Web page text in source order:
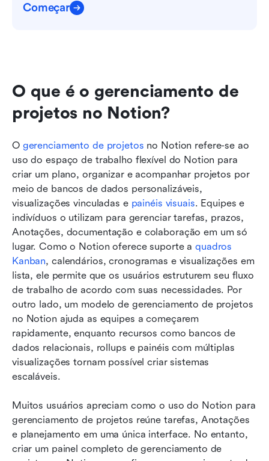
Começar
O que é o gerenciamento de
projetos no Notion?
O gerenciamento de projetos no Notion refere-se ao
uso do espaço de trabalho flexível do Notion para
criar um plano, organizar e acompanhar projetos por
meio de bancos de dados personalizáveis,
visualizações vinculadas e painéis visuais. Equipes e
indivíduos o utilizam para gerenciar tarefas, prazos,
Anotações, documentação e colaboração em um só
lugar. Como o Notion oferece suporte a quadros
Kanban, calendários, cronogramas e visualizações em
lista, ele permite que os usuários estruturem seu fluxo
de trabalho de acordo com suas necessidades. Por
outro lado, um modelo de gerenciamento de projetos
no Notion ajuda as equipes a começarem
rapidamente, enquanto recursos como bancos de
dados relacionais, rollups e painéis com múltiplas
visualizações tornam possível criar sistemas
escaláveis.
Muitos usuários apreciam como o uso do Notion para
gerenciamento de projetos reúne tarefas, Anotações
e planejamento em uma única interface. No entanto,
criar um painel completo de gerenciamento de